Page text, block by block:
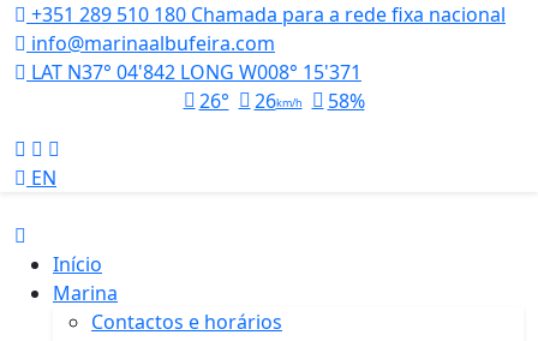
+351 289 510 180 Chamada para a rede fixa nacional
info@marinaalbufeira.com
LAT N37° 04'842 LONG W008° 15'371
26°
26km/h 58%
EN
Início
Marina
Contactos e horários